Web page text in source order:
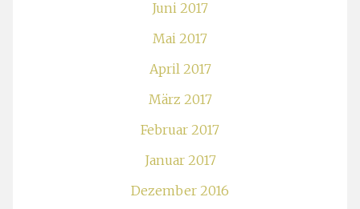
Juni 2017
Mai 2017
April 2017
März 2017
Februar 2017
Januar 2017
Dezember 2016